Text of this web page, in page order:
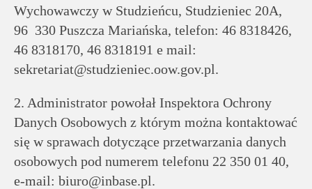
Wychowawczy w Studzieńcu, Studzieniec 20A,
96 330 Puszcza Mariańska, telefon: 46 8318426,
46 8318170, 46 8318191 e mail:
sekretariat@studzieniec.oow.gov.pl.
2. Administrator powołał Inspektora Ochrony
Danych Osobowych z którym można kontaktować
się w sprawach dotyczące przetwarzania danych
osobowych pod numerem telefonu 22 350 01 40,
e-mail: biuro@inbase.pl.